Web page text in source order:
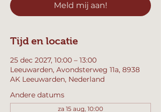
Meld mij aan!
Tijd en locatie
25 dec 2027, 10:00 – 13:00
Leeuwarden, Avondsterweg 11a, 8938
AK Leeuwarden, Nederland
Andere datums
za 15 aug, 10:00